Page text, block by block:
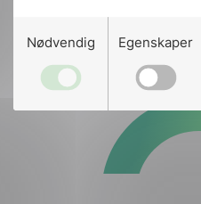
Nødvendig Egenskaper
Energi Norge